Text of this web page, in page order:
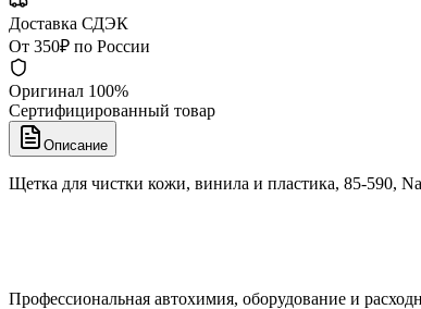
Доставка СДЭК
От 350₽ по России
Оригинал 100%
Сертифицированный товар
Описание
Щетка для чистки кожи, винила и пластика, 85-590,
Профессиональная автохимия, оборудование и